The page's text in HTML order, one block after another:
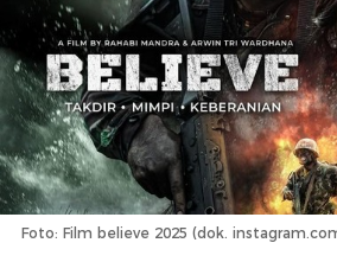
Foto: Film believe 2025 (dok.